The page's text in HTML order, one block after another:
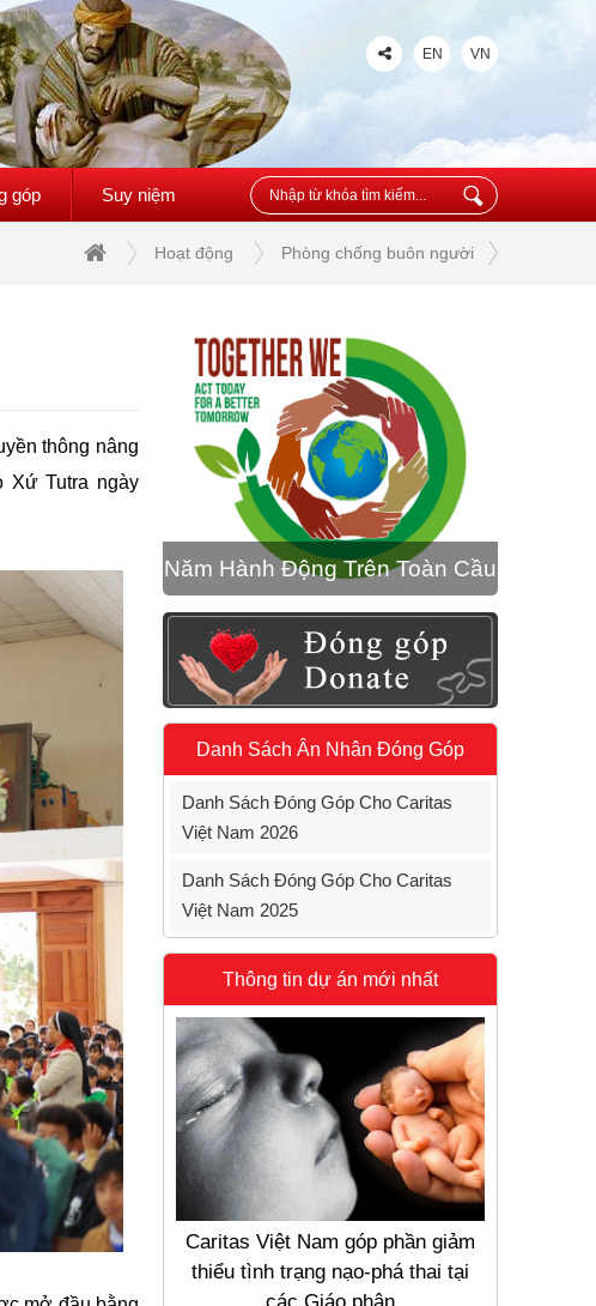
EN VN
góp Suy niệm
Hoạt động Phòng chống buôn người
thông nâng
Xứ Tutra ngày
Năm Hành Động Trên Toàn Cầu
Danh Sách Ân Nhân Đóng Góp
Danh Sách Đóng Góp Cho Caritas
Việt Nam 2026
Danh Sách Đóng Góp Cho Caritas
Việt Nam 2025
Thông tin dự án mới nhất
Caritas Việt Nam góp phần giảm
thiểu tình trạng nạo-phá thai tại
các Giáo phận